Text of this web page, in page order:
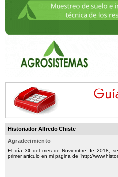
Historiador Alfredo Chiste
Agradecimiento
El día 30 del mes de Noviembre de 2018,
primer artículo en mi página de “http://